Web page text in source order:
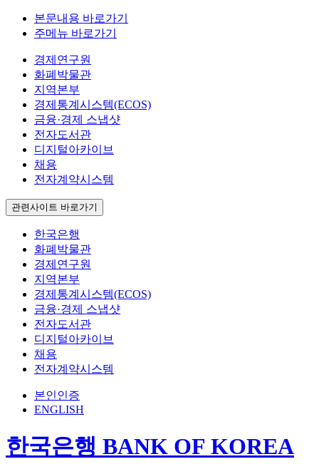
본문내용 바로가기
주메뉴 바로가기
경제연구원
화폐박물관
지역본부
경제통계시스템(ECOS)
금융·경제 스냅샷
전자도서관
디지털아카이브
채용
전자계약시스템
관련사이트 바로가기
한국은행
화폐박물관
경제연구원
지역본부
경제통계시스템(ECOS)
금융·경제 스냅샷
전자도서관
디지털아카이브
채용
전자계약시스템
본인인증
ENGLISH
한국은행 BANK OF KOREA